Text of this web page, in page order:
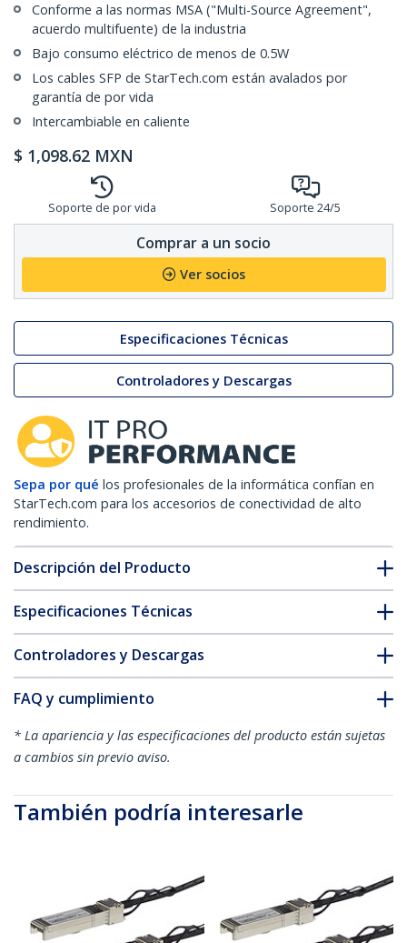
Conforme a las normas MSA ("Multi-Source Agreement",
acuerdo multifuente) de la industria
Bajo consumo eléctrico de menos de 0.5W
Los cables SFP de StarTech.com están avalados por
garantía de por vida
Intercambiable en caliente
$ 1,098.62 MXN
Soporte de por vida Soporte 24/5
Comprar a un socio
Ver socios
Especificaciones Técnicas
Controladores y Descargas
Sepa por qué los profesionales de la informática confían en
StarTech.com para los accesorios de conectividad de alto
rendimiento.
Descripción del Producto
Especificaciones Técnicas
Controladores y Descargas
FAQ y cumplimiento
* La apariencia y las especificaciones del producto están sujetas
a cambios sin previo aviso.
También podría interesarle